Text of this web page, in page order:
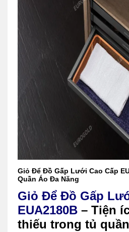
Giỏ Để Đồ Gấp Lưới Cao Cấp
Quần Áo Đa Năng
Giỏ Để Đồ Gấp
EUA2180B – Tiện
thiếu trong tủ